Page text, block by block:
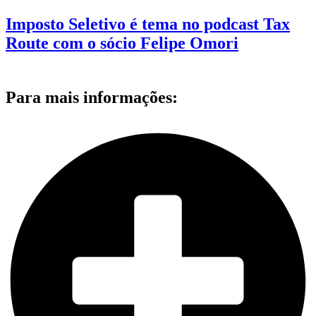
Imposto Seletivo é tema no podcast Tax
Route com o sócio Felipe Omori
Para mais informações: